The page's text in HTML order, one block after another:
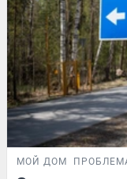
МОЙ ДОМ